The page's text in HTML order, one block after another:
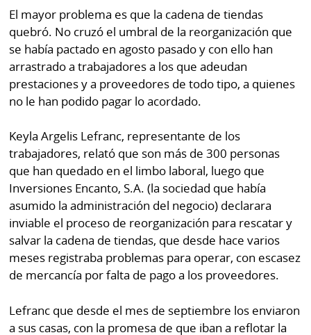
OTROS
SITIOS
Metro
por
Metro
Tienda
Panamá
Tus
Tiquetes
Cero
KM
Corprensa
Mi
Diario
Ellas
Club
La
Prensa
Busca
Fácil
⌾
Hoy
por
Hoy
Sábado
Tal
⌾
El mayor problema es que la cadena de tiendas
quebró. No cruzó el umbral de la reorganización que
se había pactado en agosto pasado y con ello han
arrastrado a trabajadores a los que adeudan
prestaciones y a proveedores de todo tipo, a quienes
no le han podido pagar lo acordado.
Keyla Argelis Lefranc, representante de los
trabajadores, relató que son más de 300 personas
que han quedado en el limbo laboral, luego que
Inversiones Encanto, S.A. (la sociedad que había
asumido la administración del negocio) declarara
inviable el proceso de reorganización para rescatar y
salvar la cadena de tiendas, que desde hace varios
meses registraba problemas para operar, con escasez
de mercancía por falta de pago a los proveedores.
Lefranc que desde el mes de septiembre los enviaron
a sus casas, con la promesa de que iban a reflotar la